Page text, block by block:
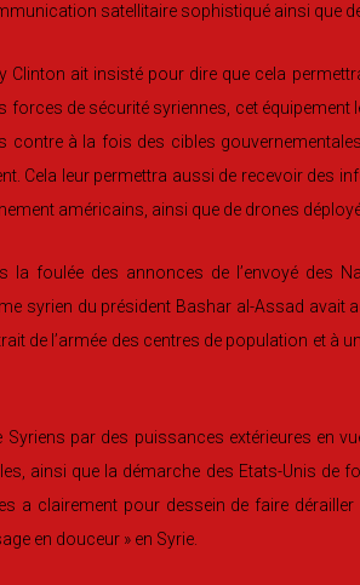
satellitaire sophistiqué ainsi que
Clinton ait insisté pour dire que cela
forces de sécurité syriennes, cet
contre à la fois des cibles
Cela leur permettra aussi de recevoir des
américains, ainsi que de drones
la foulée des annonces de l’envoyé des
syrien du président Bashar al-Assad avait
de l’armée des centres de population et à
Syriens par des puissances extérieures en
ainsi que la démarche des Etats-Unis de
a clairement pour dessein de faire
en douceur » en Syrie.